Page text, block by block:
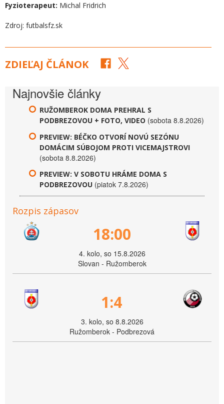
Fyzioterapeut: Michal Fridrich
Zdroj: futbalsfz.sk
ZDIEĽAJ ČLÁNOK
Najnovšie články
RUŽOMBEROK DOMA PREHRAL S
PODBREZOVOU + FOTO, VIDEO (sobota 8.8.2026)
PREVIEW: BÉČKO OTVORÍ NOVÚ SEZÓNU
DOMÁCIM SÚBOJOM PROTI VICEMAJSTROVI
(sobota 8.8.2026)
PREVIEW: V SOBOTU HRÁME DOMA S
PODBREZOVOU (piatok 7.8.2026)
Rozpis zápasov
18:00
4. kolo, so 15.8.2026
Slovan - Ružomberok
1:4
3. kolo, so 8.8.2026
Ružomberok - Podbrezová